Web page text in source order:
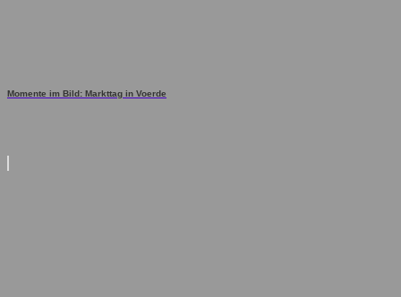
Momente im Bild: Markttag in Voerde